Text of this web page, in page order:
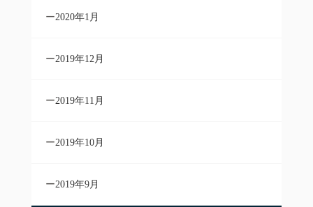
2020年1月
2019年12月
2019年11月
2019年10月
2019年9月